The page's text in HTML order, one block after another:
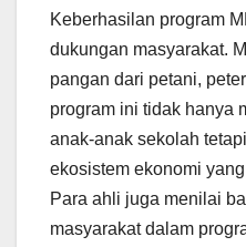
Keberhasilan program
dukungan masyarakat.
pangan dari petani,
program ini tidak hanya
anak-anak sekolah
ekosistem ekonomi
Para ahli juga menilai
masyarakat dalam